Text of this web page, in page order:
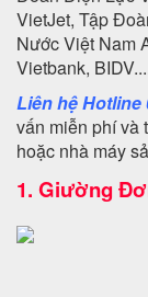
VietJet, Tập
Nước Việt Nam
Vietbank,
Liên hệ Hotline
vấn miễn phí và
hoặc nhà máy
1. Giường